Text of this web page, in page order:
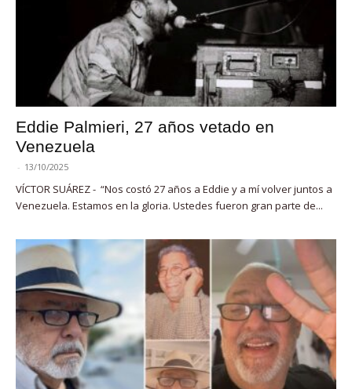
Eddie Palmieri, 27 años vetado en
Venezuela
- 13/10/2025
VÍCTOR SUÁREZ - “Nos costó 27 años a Eddie y a mí volver juntos a
Venezuela. Estamos en la gloria. Ustedes fueron gran parte de...